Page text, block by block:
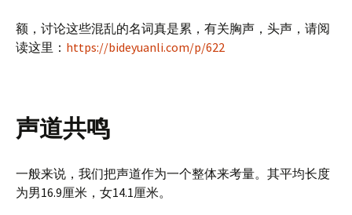
额，讨论这些混乱的名词真是累，有关胸声，头声，请阅
读这里： https://bideyuanli.com/p/622
声道共鸣
一般来说，我们把声道作为一个整体来考量。其平均长度
为男16.9厘米，女14.1厘米。